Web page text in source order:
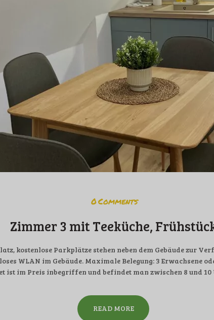
0Comments
Zimmer 3 mit Teeküche,
kostenlose Parkplätze stehen neben dem Gebäude zur
WLAN im Gebäude. Maximale Belegung: 3 Erwachsene
ist im Preis inbegriffen und befindet man zwischen 8 und 10
READ MORE